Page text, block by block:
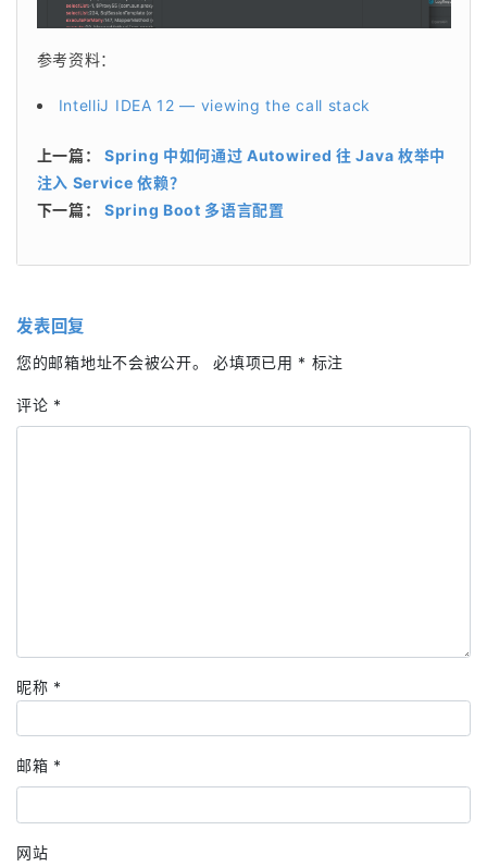
参考资料：
IntelliJ IDEA 12 — viewing the call stack
上一篇： Spring 中如何通过 Autowired 往 Java 枚举中
注入 Service 依赖？
下一篇： Spring Boot 多语言配置
发表回复
您的邮箱地址不会被公开。 必填项已用 * 标注
评论 *
昵称 *
邮箱 *
网站